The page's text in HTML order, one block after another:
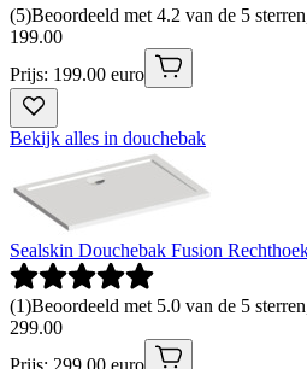
(5)Beoordeeld met 4.2 van de 5
199.00
Prijs: 199.00 euro
Bekijk alles in douchebak
Sealskin Douchebak Fusion
(1)Beoordeeld met 5.0 van de 5
299.00
Prijs: 299.00 euro